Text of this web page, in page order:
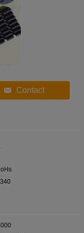
Contact